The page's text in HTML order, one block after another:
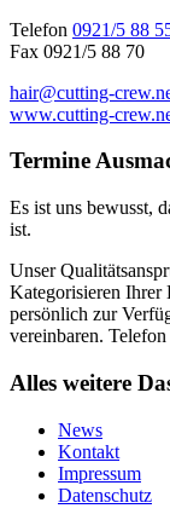
Telefon 0921/5 88
Fax 0921/5 88 70
hair@cutting-
www.cutting-
Termine
Es ist uns bewusst,
ist.
Unser
Kategorisieren Ihrer
persönlich zur
vereinbaren. Telefon
Alles weitere
News
Kontakt
Impressum
Datenschutz